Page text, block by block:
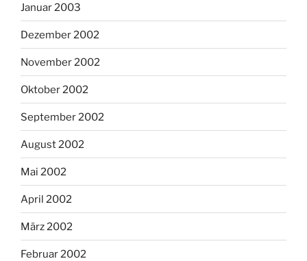
Januar 2003
Dezember 2002
November 2002
Oktober 2002
September 2002
August 2002
Mai 2002
April 2002
März 2002
Februar 2002